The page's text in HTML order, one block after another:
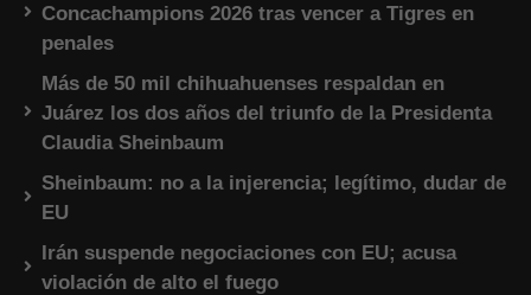
Concachampions 2026 tras vencer a Tigres en
penales
Más de 50 mil chihuahuenses respaldan en
Juárez los dos años del triunfo de la Presidenta
Claudia Sheinbaum
Sheinbaum: no a la injerencia; legítimo, dudar de
EU
Irán suspende negociaciones con EU; acusa
violación de alto el fuego